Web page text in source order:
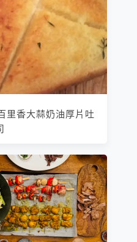
里香大蒜奶油厚片吐